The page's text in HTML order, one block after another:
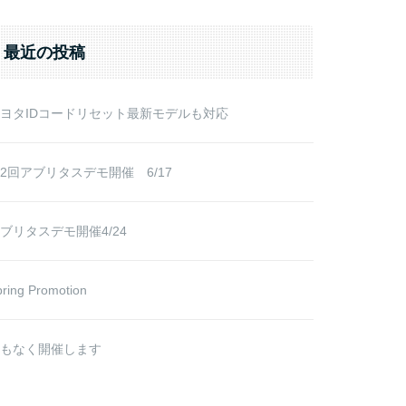
最近の投稿
ヨタIDコードリセット最新モデルも対応
回アブリタスデモ開催 6/17
リタスデモ開催4/24
Promotion
なく開催します